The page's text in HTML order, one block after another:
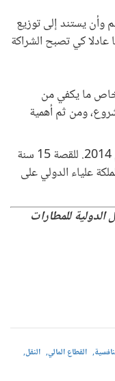
يستند إلى توزيع
عادلا كي تصبح الشراكة
ما يكفي من
ومن ثم أهمية
القصة لا تنتهي في 2007؛ ولم تنته في عام 2014. للقصة 15 سنة
علياء الدولي على
للمطارات
القطاع المالي النقل